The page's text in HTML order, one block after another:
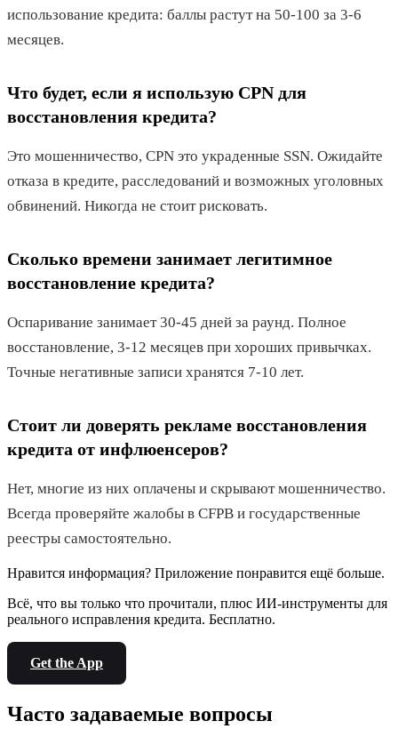
использование кредита: баллы растут на 50-100 за 3-6
месяцев.
Что будет, если я использую CPN для
восстановления кредита?
Это мошенничество, CPN это украденные SSN. Ожидайте
отказа в кредите, расследований и возможных уголовных
обвинений. Никогда не стоит рисковать.
Сколько времени занимает легитимное
восстановление кредита?
Оспаривание занимает 30-45 дней за раунд. Полное
восстановление, 3-12 месяцев при хороших привычках.
Точные негативные записи хранятся 7-10 лет.
Стоит ли доверять рекламе восстановления
кредита от инфлюенсеров?
Нет, многие из них оплачены и скрывают мошенничество.
Всегда проверяйте жалобы в CFPB и государственные
реестры самостоятельно.
Нравится информация? Приложение понравится ещё больше.
Всё, что вы только что прочитали, плюс ИИ-инструменты для
реального исправления кредита. Бесплатно.
Get the App
Часто задаваемые вопросы